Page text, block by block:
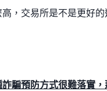
，交易所是不是更好的
騙預防方式很難落實，